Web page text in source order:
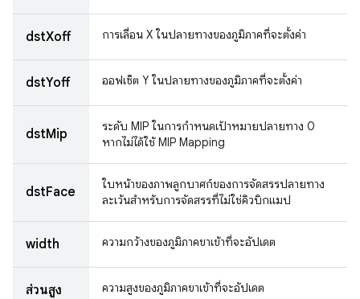
dstXoff การเลื่อน X ในปลายทางของภูมิภาคที่จะตั้งค่า
dstYoff ออฟเซ็ต Y ในปลายทางของภูมิภาคที่จะตั้งค่า
dstMip
ระดับ MIP ในการกําหนดเป้าหมายปลายทาง 0
หากไม่ได้ใช้ MIP Mapping
dstFace
ใบหน้าของภาพลูกบาศก์ของการจัดสรรปลายทาง
ละเว้นสำหรับการจัดสรรที่ไม่ใช่คิวบิกแมป
width ความกว้างของภูมิภาคขาเข้าที่จะอัปเดต
ส่วนสูง ความสูงของภูมิภาคขาเข้าที่จะอัปเดต